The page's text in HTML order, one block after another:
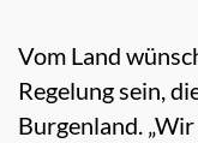
Vom Land
Regelung sein,
Burgenland.